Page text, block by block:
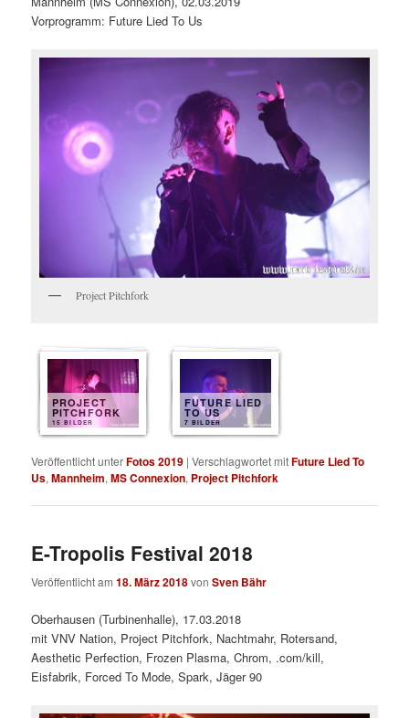
Vorprogramm: Future Lied To Us
Project Pitchfork
PROJECT
PITCHFORK
15 BILDER
FUTURE LIED
TO US
7 BILDER
Veröffentlicht unterFotos 2019 |Verschlagwortet mitFuture Lied To
Us,Mannheim,MS Connexion, Project Pitchfork
E-Tropolis Festival 2018
Veröffentlicht am18. März 2018vonSven Bähr
Oberhausen (Turbinenhalle), 17.03.2018
mit VNV Nation, Project Pitchfork, Nachtmahr, Rotersand,
Aesthetic Perfection, Frozen Plasma, Chrom, .com/kill,
Eisfabrik, Forced To Mode, Spark, Jäger 90